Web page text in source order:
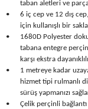
taban aletleri ve
•
6 iç cep ve 12 dış
için kullanışlı bir
•
1680D Polyester
tabana entegre
karşı ekstra
•
1 metreye kadar
hizmet tipi rulmanlı
sürüş yapmanızı
•
Çelik perçinli